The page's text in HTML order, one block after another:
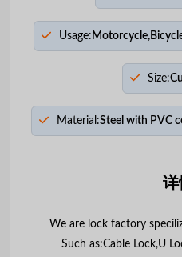
Usage:
Size:
Material:Steel with PVC
详
We are lock factory
Such as:Cable Lock,U